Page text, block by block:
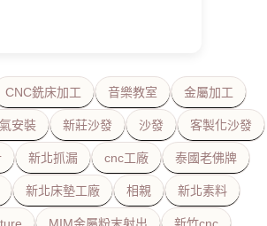
CNC銑床加工 音樂教室 金屬加工
安裝 新莊沙發 沙發 客製化沙發
新北抓漏 cnc工廠 泰國老佛牌
新北床墊工廠 相親 新北素料